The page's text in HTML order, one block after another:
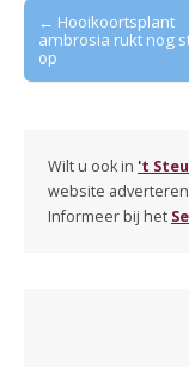
Post
navigation
← Hooikoortsplant
ambrosia rukt nog
op
Wilt u ook in 't
website
Informeer bij het